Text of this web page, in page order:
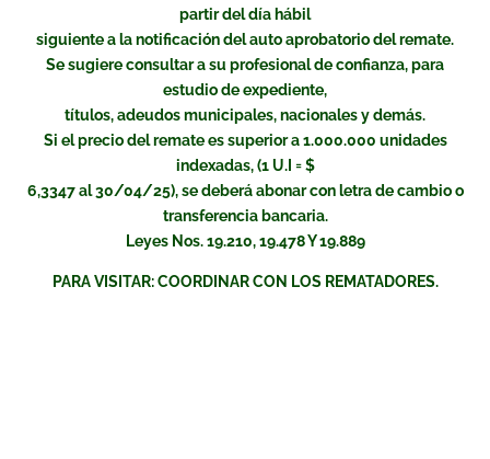
partir del día hábil
siguiente a la notificación del auto aprobatorio del remate.
Se sugiere consultar a su profesional de confianza, para
estudio de expediente,
títulos, adeudos municipales, nacionales y demás.
Si el precio del remate es superior a 1.000.000 unidades
indexadas, (1 U.I = $
6,3347 al 30/04/25), se deberá abonar con letra de cambio o
transferencia bancaria.
Leyes Nos. 19.210, 19.478 Y 19.889
PARA VISITAR: COORDINAR CON LOS REMATADORES.